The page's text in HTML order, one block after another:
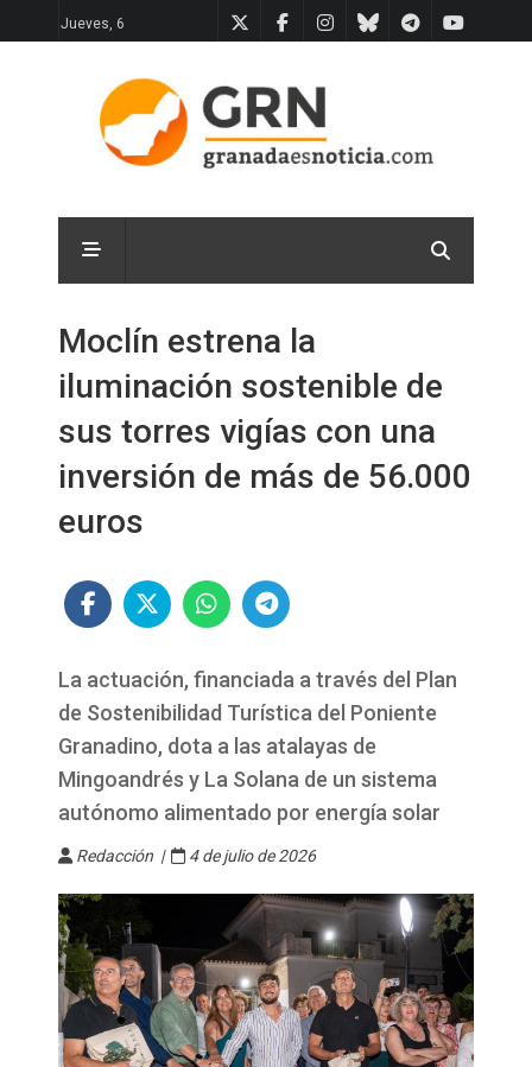
Jueves, 6
Moclín estrena la
iluminación sostenible de
sus torres vigías con una
inversión de más de 56.000
euros
La actuación, financiada a través del Plan
de Sostenibilidad Turística del Poniente
Granadino, dota a las atalayas de
Mingoandrés y La Solana de un sistema
autónomo alimentado por energía solar
Redacción | 4 de julio de 2026